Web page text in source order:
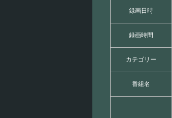
録画日時
録画時間
カテゴリー
番組名